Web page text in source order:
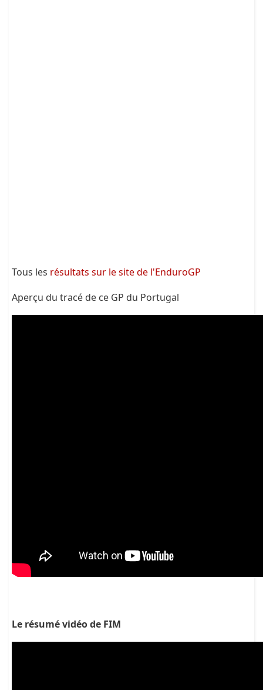
Tous les résultats sur le site de l'EnduroGP
Aperçu du tracé de ce GP du Portugal
Le résumé vidéo de FIM